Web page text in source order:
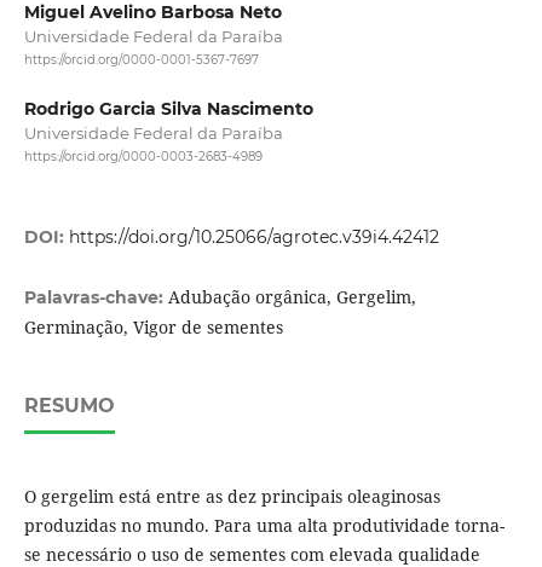
Miguel Avelino Barbosa Neto
Universidade Federal da Paraíba
https://orcid.org/0000-0001-5367-7697
Rodrigo Garcia Silva Nascimento
Universidade Federal da Paraíba
https://orcid.org/0000-0003-2683-4989
DOI: https://doi.org/10.25066/agrotec.v39i4.42412
Palavras-chave: Adubação orgânica, Gergelim,
Germinação, Vigor de sementes
RESUMO
O gergelim está entre as dez principais oleaginosas
produzidas no mundo. Para uma alta produtividade torna-
se necessário o uso de sementes com elevada qualidade